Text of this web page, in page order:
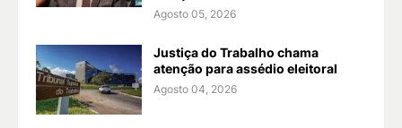
Agosto 05, 2026
Justiça do Trabalho chama
atenção para assédio eleitoral
Agosto 04, 2026